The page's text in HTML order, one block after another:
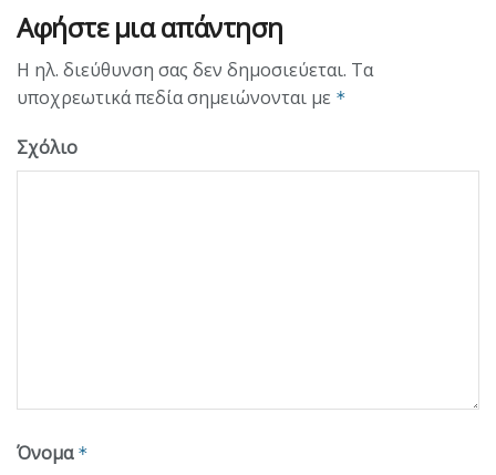
Αφήστε μια απάντηση
Η ηλ. διεύθυνση σας δεν δημοσιεύεται. Τα
υποχρεωτικά πεδία σημειώνονται με *
Σχόλιο
Όνομα *